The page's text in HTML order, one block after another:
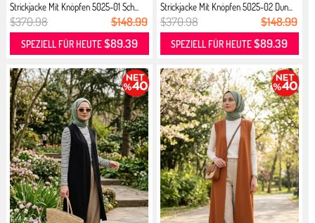
Strickjacke Mit Knöpfen 5025-01 Sch...
$370.98 $148.99
SPEZIELL FÜR HEUTE$89.39
Strickjacke Mit Knöpfen 5025-02 Dun...
$370.98 $148.99
SPEZIELL FÜR HEUTE$89.39